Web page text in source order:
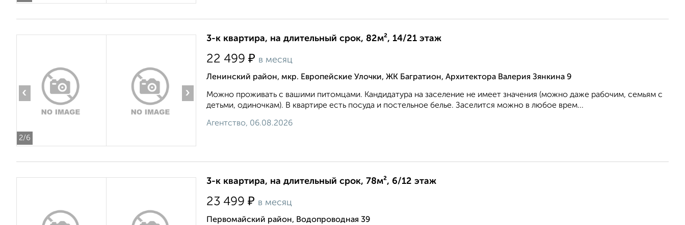
2/6
‹ ›
3-к квартира, на длительный срок, 82м², 14/21 этаж
22 499 ₽ в месяц
Ленинский район, мкр. Европейские Улочки, ЖК Багратион, Архитектора Валерия Зянкина 9
Можно проживать с вашими питомцами. Кандидатура на заселение не имеет значения (можно даже рабочим, семьям с
детьми, одиночкам). В квартире есть посуда и постельное белье. Заселится можно в любое врем...
Агентство, 06.08.2026
3-к квартира, на длительный срок, 78м², 6/12 этаж
23 499 ₽ в месяц
Первомайский район, Водопроводная 39